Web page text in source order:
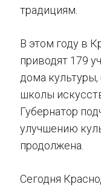
традициям.
В этом году в
приводят 179
дома культуры,
школы
Губернатор
улучшению
продолжена.
Сегодня